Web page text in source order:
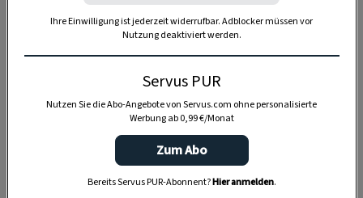
Ihre Einwilligung ist jederzeit widerrufbar. Adblocker müssen vor
Nutzung deaktiviert werden.
Servus PUR
Nutzen Sie die Abo-Angebote von Servus.com ohne personalisierte
Werbung ab 0,99 €/Monat
Zum Abo
Bereits Servus PUR-Abonnent?Hier anmelden.